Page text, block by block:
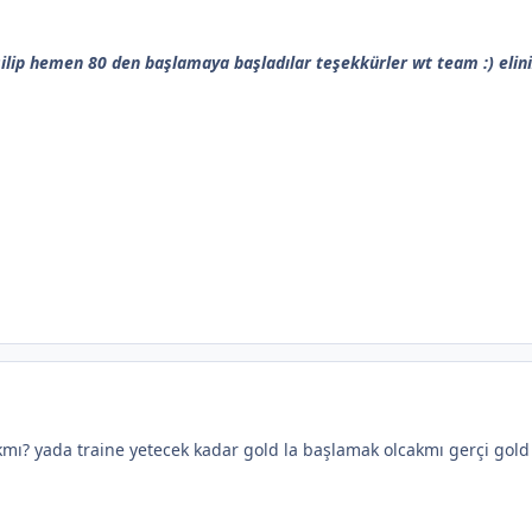
hemen 80 den başlamaya başladılar teşekkürler wt team :)
yada traine yetecek kadar gold la başlamak olcakmı gerçi